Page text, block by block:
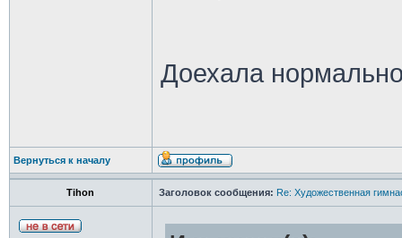
Доехала
Вернуться к началу
Tihon Заголовок сообщения: Re: Художественная